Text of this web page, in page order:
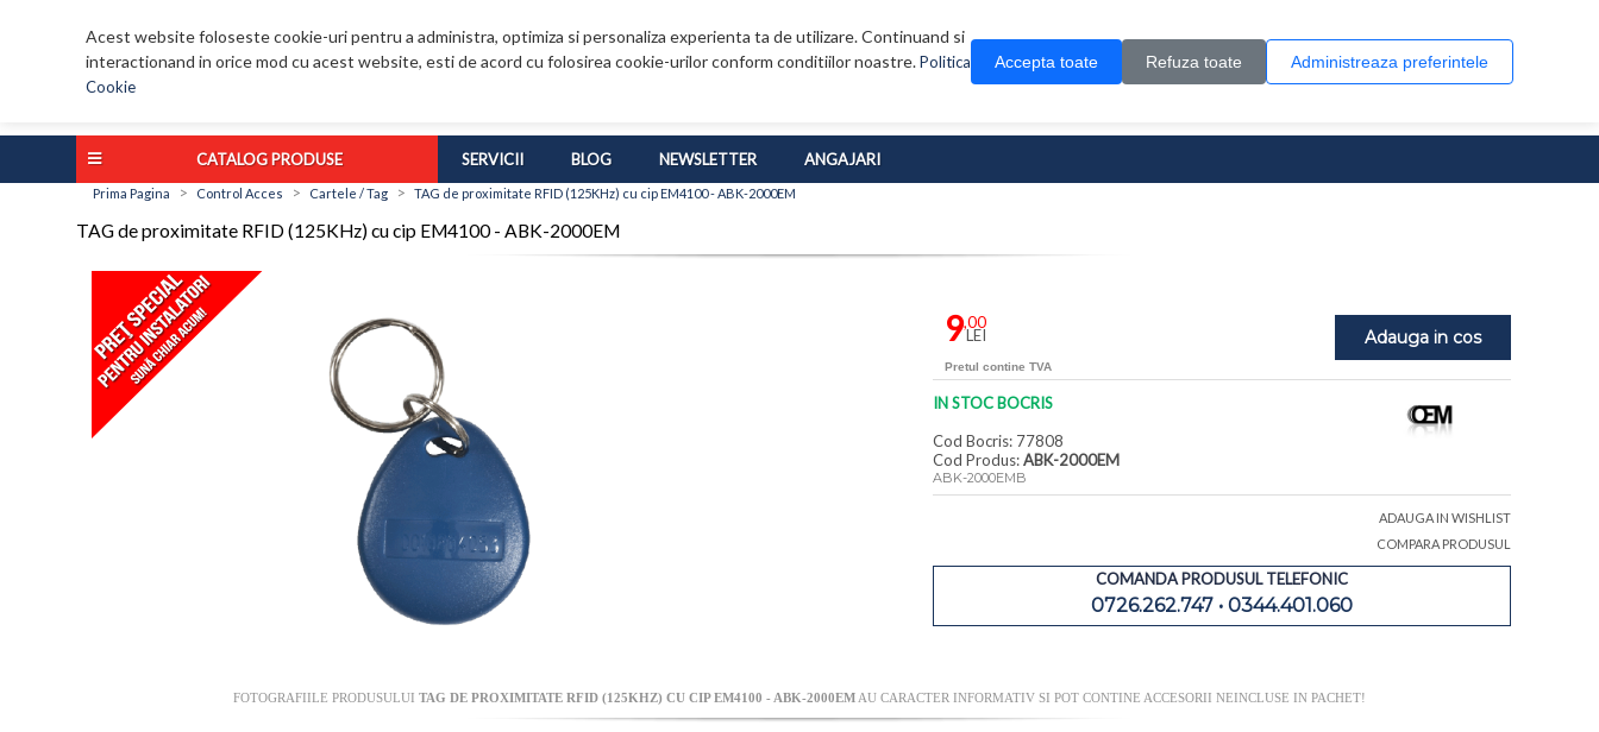
Acest website foloseste cookie-uri pentru a administra, optimiza si personaliza experienta ta de utilizare. Continuand si
interactionand in orice mod cu acest website, esti de acord cu folosirea cookie-urilor conform conditiilor noastre.Politica
Cookie
Accepta toate Refuza toate Administreaza preferintele
0 produs(e)
CATALOG PRODUSE SERVICII BLOG NEWSLETTER ANGAJARI
Prima Pagina > Control Acces > Cartele / Tag > TAG de proximitate RFID (125KHz) cu cip EM4100 - ABK-2000EM
TAG de proximitate RFID (125KHz) cu cip EM4100 - ABK-2000EM
Adauga in cos
9,00
LEI
Pretul contine TVA
IN STOC BOCRIS
Cod Bocris: 77808
Cod Produs:ABK-2000EM
ABK-2000EMB
ADAUGA IN WISHLIST
COMPARA PRODUSUL
COMANDA PRODUSUL TELEFONIC
0726.262.747 • 0344.401.060
FOTOGRAFIILE PRODUSULUI TAG DE PROXIMITATE RFID (125KHZ) CU CIP EM4100 - ABK-2000EMAU CARACTER INFORMATIV SI POT CONTINE ACCESORII NEINCLUSE IN PACHET!